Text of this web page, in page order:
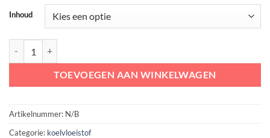
Inhoud
TOEVOEGEN AAN WINKELWAGEN
Artikelnummer: N/B
Categorie: koelvloeistof